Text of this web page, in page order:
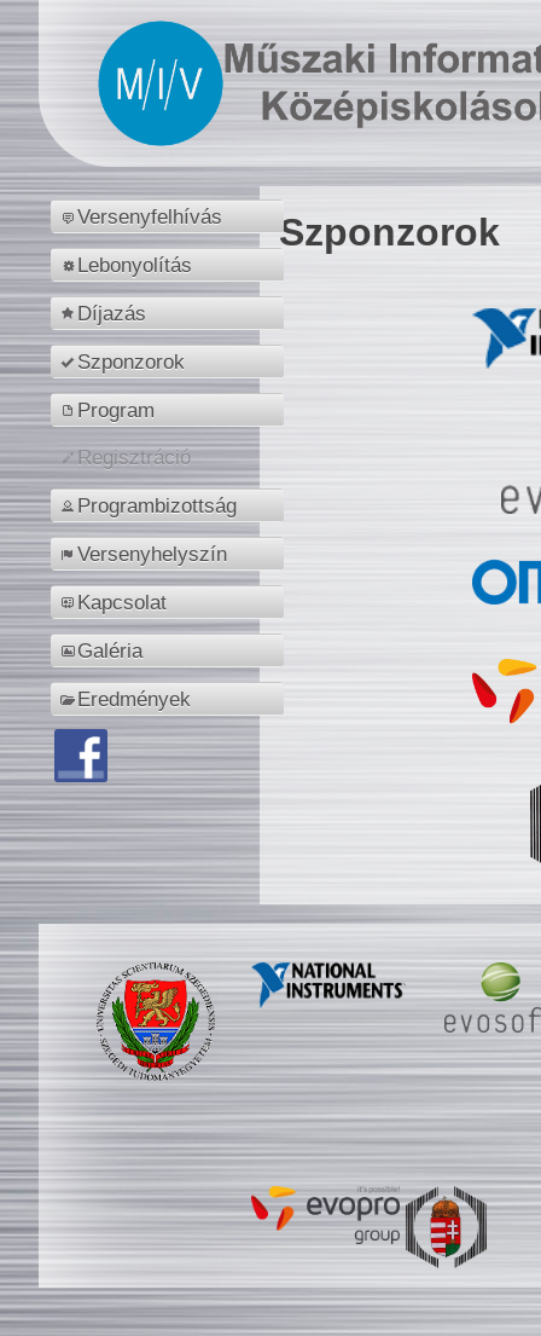
Versenyfelhívás
Lebonyolítás
Díjazás
Szponzorok
Program
Regisztráció
Programbizottság
Versenyhelyszín
Kapcsolat
Galéria
Eredmények
Szponzorok